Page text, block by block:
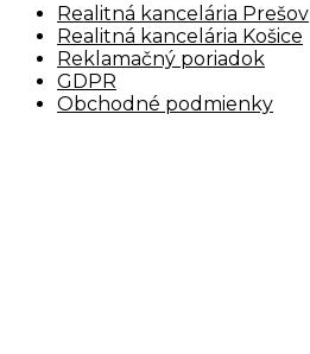
Realitná kancelária Prešov
Realitná kancelária Košice
Reklamačný poriadok
GDPR
Obchodné podmienky